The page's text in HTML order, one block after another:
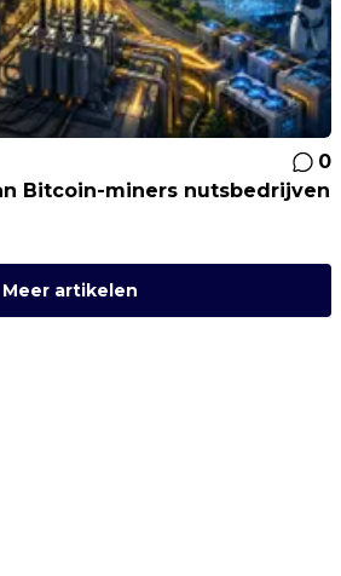
0
Bitcoin-miners nutsbedrijven
Meer artikelen